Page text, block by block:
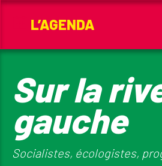
L’AGENDA
Sur la
gauche
Socialistes, écologistes,